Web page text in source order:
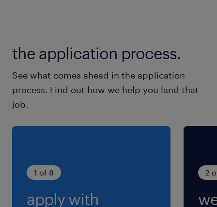
保険
休日休暇
土曜日 日曜日 祝日
yes／あり（基本給４月分相当の固定賞与 及び
the application process.
See what comes ahead in the application
process. Find out how we help you land that
job.
1 of 8
apply with
2